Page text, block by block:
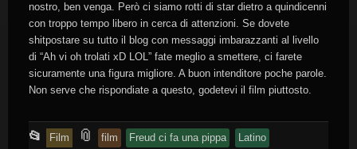
nostro, ben venga. Però ci siamo rotti di star dietro a quindicenni
con troppo tempo libero in cerca di attenzioni. Se dovete
shitpostare su tutto il blog con messaggi imbarazzanti al livello
di “Ah vi oh trolati xD LOL” fate meglio a smettere, ci farete
sicuramente una figura migliore. A buon intenditore poche parole.
Non serve che rispondiate a questo, godetevi il film piuttosto.
📂 This
Film 📎 and
film Freud ci fa una pippa
Latino